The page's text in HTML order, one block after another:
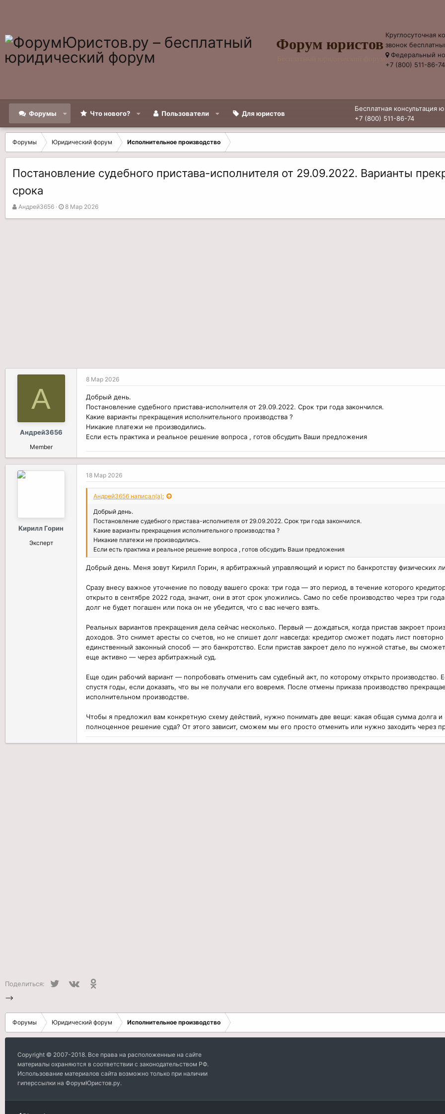
Форум юристов
Круглосуточная
звонок
Федеральный
+7 (800) 511-86-74
Форумы Что нового? Пользователи Для юристов
Бесплатная консультация
+7 (800) 511-86-74
Форумы Юридический форум Исполнительное производство
Постановление судебного пристава-исполнителя от 29.09.2022. Варианты
срока
А
Андрей3656
Д
8 Мар 2026
А
Андрей3656
Member
8 Мар 2026
Добрый день.
Постановление судебного пристава-исполнителя от 29.09.2022. Срок три года закончился.
Какие варианты прекращения исполнительного производства ?
Никакие платежи не производились.
Если есть практика и реальное решение вопроса , готов обсудить Ваши предложения
Кирилл Горин
Эксперт
18 Мар 2026
Андрей3656 написал(а):
Добрый день.
Постановление судебного пристава-исполнителя от 29.09.2022. Срок три года закончился.
Какие варианты прекращения исполнительного производства ?
Никакие платежи не производились.
Если есть практика и реальное решение вопроса , готов обсудить Ваши предложения
Добрый день. Меня зовут Кирилл Горин, я арбитражный управляющий и юрист по банкротству физических
Сразу внесу важное уточнение по поводу вашего срока: три года — это период, в течение которого
открыто в сентябре 2022 года, значит, они в этот срок уложились. Само по себе производство через три
долг не будет погашен или пока он не убедится, что с вас нечего взять.
Реальных вариантов прекращения дела сейчас несколько. Первый — дождаться, когда пристав закроет
доходов. Это снимет аресты со счетов, но не спишет долг навсегда: кредитор сможет подать лист
единственный законный способ — это банкротство. Если пристав закроет дело по нужной статье, вы
еще активно — через арбитражный суд.
Еще один рабочий вариант — попробовать отменить сам судебный акт, по которому открыто производство.
спустя годы, если доказать, что вы не получали его вовремя. После отмены приказа производство
исполнительном производстве.
Чтобы я предложил вам конкретную схему действий, нужно понимать две вещи: какая общая сумма долга
полноценное решение суда? От этого зависит, сможем мы его просто отменить или нужно заходить через
Поделиться: Twitter
-->
Форумы Юридический форум Исполнительное производство
Copyright © 2007-2018. Все права на расположенные на сайте
материалы охраняются в соответствии с законодательством РФ.
Использование материалов сайта возможно только при наличии
гиперссылки на ФорумЮристов.ру.